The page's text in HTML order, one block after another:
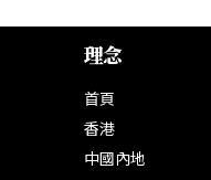
理念
首頁
香港
中國內地